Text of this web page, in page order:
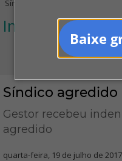
Baixe
Síndico agredido
Infração às
Síndico agredido
Gestor recebeu
agredido
quarta-feira, 19 de julho de 2017